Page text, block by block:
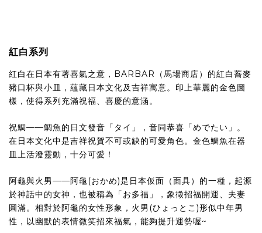
紅白系列
紅白在日本有著喜氣之意，BARBAR（馬場商店）的紅白蕎麥
豬口杯與小皿，蘊藏日本文化及吉祥寓意。印上華麗的金色圖
樣，使得系列充滿祝福、喜慶的意涵。
祝鯛——鯛魚的日文發音「タイ」，音同恭喜「めでたい」。
在日本文化中是吉祥祝賀不可或缺的可愛角色。 金色鯛魚在器
皿上活潑靈動，十分可愛！
阿龜與火男——阿龜(おかめ)是日本仮面（面具）的一種，起源
於神話中的女神，也被稱為「お多福」，象徵招福開運、夫妻
圓滿。相對於阿龜的女性形象，火男(ひょっとこ)形似中年男
性，以幽默的表情微笑招來福氣，能夠提升運勢喔~